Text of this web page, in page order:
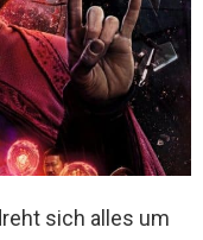
sich alles um